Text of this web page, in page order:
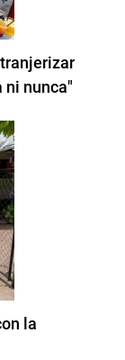
ni nunca"
la